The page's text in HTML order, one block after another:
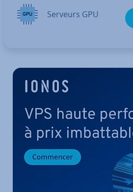
Serveurs GPU